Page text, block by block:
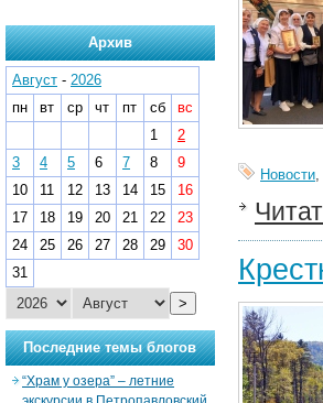
Новости,
Архив
Август - 2026
пн
вт ср чт пт сб
вс
1
2
3
4 5 6 7 8
9
10
11 12 13 14 15
16
17
18 19 20 21 22
23
24
25 26 27 28 29
30
31
>
Последние темы блогов
“Храм у озера” – летние